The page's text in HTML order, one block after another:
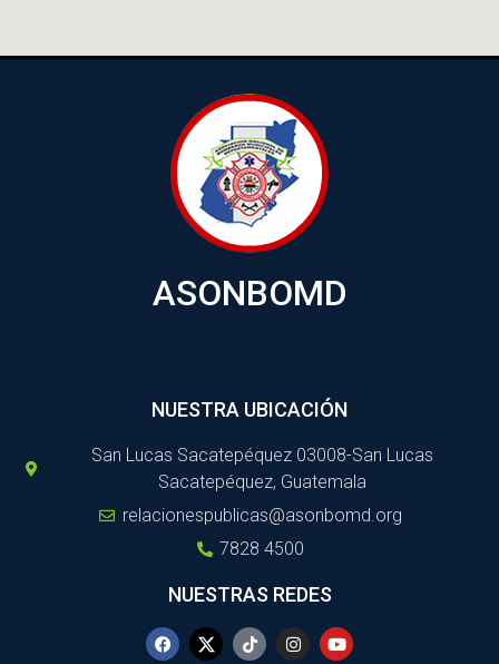
ASONBOMD
NUESTRA UBICACIÓN
San Lucas Sacatepéquez 03008-San Lucas
Sacatepéquez, Guatemala
relacionespublicas@asonbomd.org
7828 4500
NUESTRAS REDES